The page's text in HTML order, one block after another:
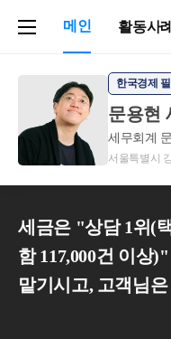
메인 활동사례
한국경제
문용현
세무회계 문
서울특별시
세금은 "상담 1위(
함 117,000건 이상
맡기시고, 고객님